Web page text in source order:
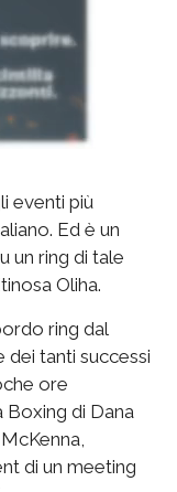
eventi più
Ed è un
un ring di tale
Oliha.
ring dal
tanti successi
ore
di Dana
di un meeting